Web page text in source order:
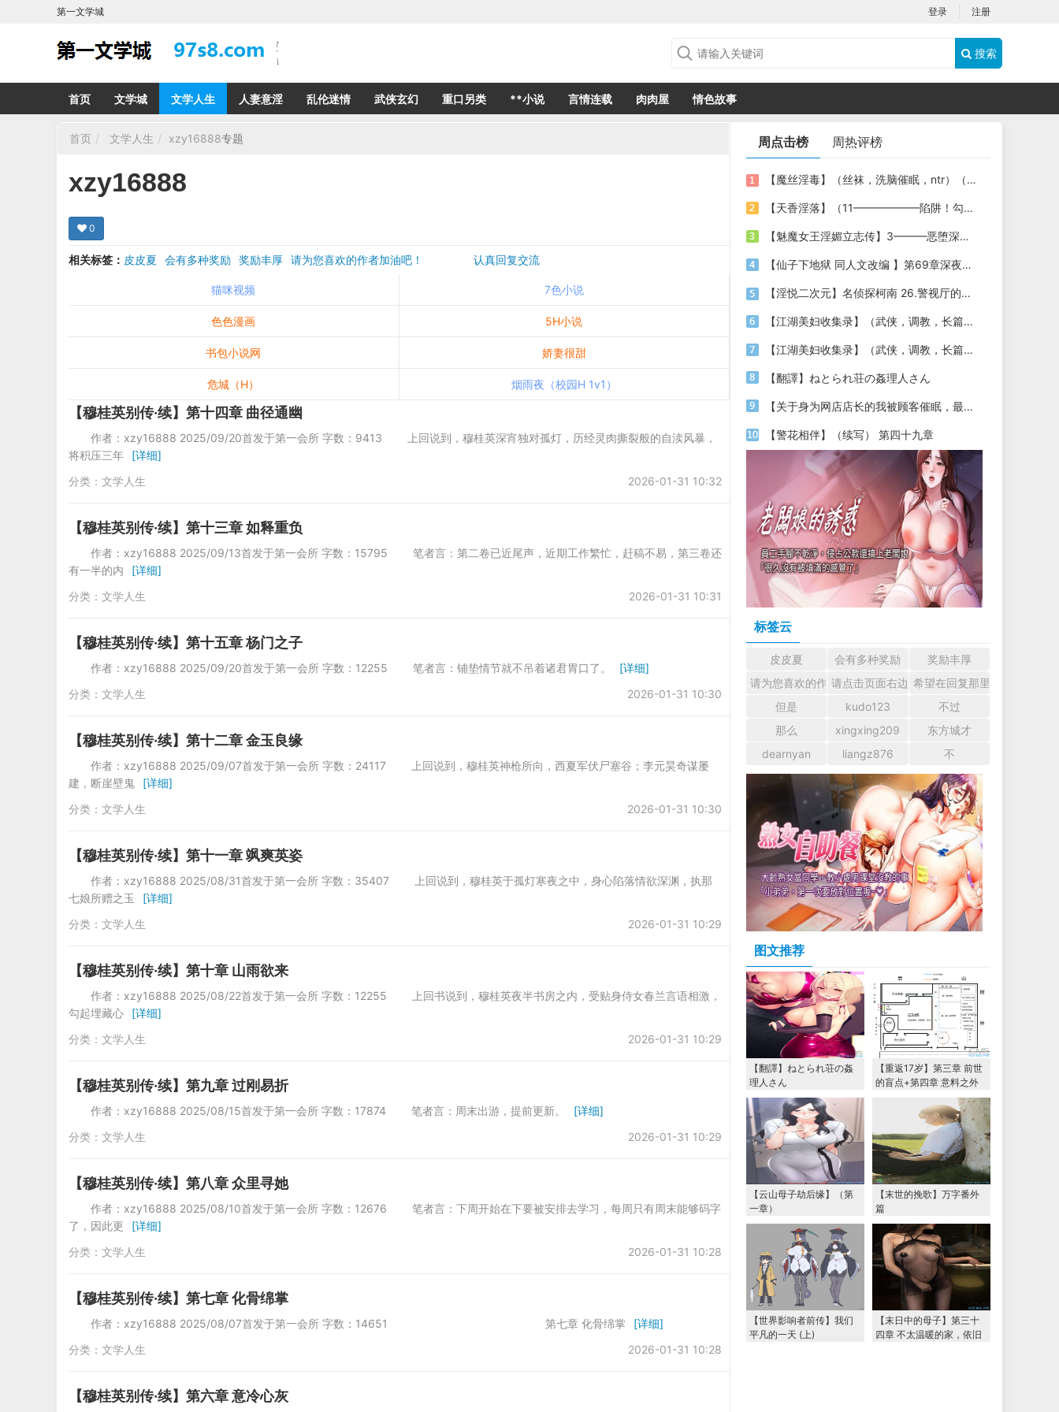
第一文学城 登录 注册
搜索
首页 文学城 文学人生 人妻意淫 乱伦迷情 武侠玄幻 重口另类 **小说 言情连载 肉肉屋 情色故事
首页 文学人生 xzy16888专题
xzy16888
0
相关标签： 皮皮夏 会有多种奖励 奖励丰厚 请为您喜欢的作者加油吧！ 认真回复交流
猫咪视频
7色小说
色色漫画 5H小说
书包小说网 娇妻很甜
危城（H） 烟雨夜（校园H 1v1）
【穆桂英别传·续】第十四章 曲径通幽
作者：xzy16888 2025/09/20首发于第一会所 字数：9413 上回说到，穆桂英深宵独对孤灯，历经灵肉撕裂般的自渎风暴，
将积压三年
[详细]
2026-01-31 10:32
分类： 文学人生
【穆桂英别传·续】第十三章 如释重负
作者：xzy16888 2025/09/13首发于第一会所 字数：15795 笔者言：第二卷已近尾声，近期工作繁忙，赶稿不易，第三卷还
有一半的内
[详细]
2026-01-31 10:31
分类： 文学人生
【穆桂英别传·续】第十五章 杨门之子
作者：xzy16888 2025/09/20首发于第一会所 字数：12255 笔者言：铺垫情节就不吊着诸君胃口了。
[详细]
2026-01-31 10:30
分类： 文学人生
【穆桂英别传·续】第十二章 金玉良缘
作者：xzy16888 2025/09/07首发于第一会所 字数：24117 上回说到，穆桂英神枪所向，西夏军伏尸塞谷；李元昊奇谋屡
建，断崖壁鬼
[详细]
2026-01-31 10:30
分类： 文学人生
【穆桂英别传·续】第十一章 飒爽英姿
作者：xzy16888 2025/08/31首发于第一会所 字数：35407 上回说到，穆桂英于孤灯寒夜之中，身心陷落情欲深渊，执那
七娘所赠之玉
[详细]
2026-01-31 10:29
分类： 文学人生
【穆桂英别传·续】第十章 山雨欲来
作者：xzy16888 2025/08/22首发于第一会所 字数：12255 上回书说到，穆桂英夜半书房之内，受贴身侍女春兰言语相激，
勾起埋藏心
[详细]
2026-01-31 10:29
分类： 文学人生
【穆桂英别传·续】第九章 过刚易折
作者：xzy16888 2025/08/15首发于第一会所 字数：17874 笔者言：周末出游，提前更新。
[详细]
2026-01-31 10:29
分类： 文学人生
【穆桂英别传·续】第八章 众里寻她
作者：xzy16888 2025/08/10首发于第一会所 字数：12676 笔者言：下周开始在下要被安排去学习，每周只有周末能够码字
了，因此更
[详细]
2026-01-31 10:28
分类： 文学人生
【穆桂英别传·续】第七章 化骨绵掌
作者：xzy16888 2025/08/07首发于第一会所 字数：14651 第七章 化骨绵掌
[详细]
2026-01-31 10:28
分类： 文学人生
【穆桂英别传·续】第六章 意冷心灰
周点击榜 周热评榜
【魔丝淫毒】（丝袜，洗脑催眠，ntr）（24）（我不想）
【天香淫落】（11——————陷阱！勾结的警局调教（下））
【魅魔女王淫媚立志传】3———恶堕深渊的开端
【仙子下地狱 同人文改编 】第69章深夜窥淫戏 交心与交性(二)(纯爱+各种情趣玩法)
【淫悦二次元】名侦探柯南 26.警视厅的隐藏淫娃
【江湖美妇收集录】（武侠，调教，长篇）（6）（师娘篇）
【江湖美妇收集录】（武侠，调教，长篇）（13）（下山历练篇）
【翻譯】ねとられ荘の姦理人さん
【关于身为网店店长的我被顾客催眠，最终堕落为丝袜发情母狗这件事】（18～20）
【警花相伴】（续写） 第四十九章
标签云
皮皮夏 会有多种奖励
奖励丰厚
请为您喜欢的作者加油吧！ 认真回复交流
请点击页面右边的小手图标支持楼主。
希望在回复那里留下您的
但是
kudo123
不过
那么
xingxing209
东方城才
dearnyan
liangz876 不
图文推荐
【翻譯】ねとられ荘の姦
理人さん
【重返17岁】第三章 前世
的盲点+第四章 意料之外
的相认+番外篇（本文为女
主第一视角，两万字更
【云山母子劫后缘】（第
一章）
【末世的挽歌】万字番外
篇
【世界影响者前传】我们
平凡的一天 (上)
【末日中的母子】第三十
四章 不太温暖的家，依旧